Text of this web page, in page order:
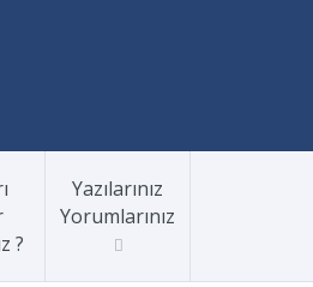
?
Yazılarınız
Yorumlarınız